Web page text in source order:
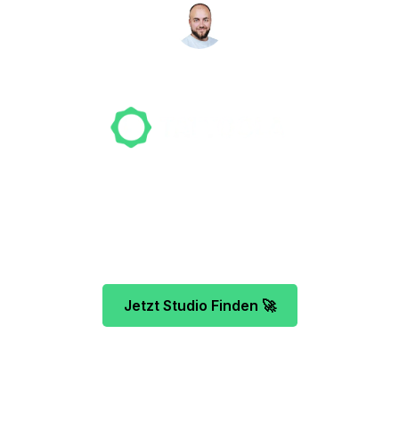
Jetzt Studio Finden 🚀